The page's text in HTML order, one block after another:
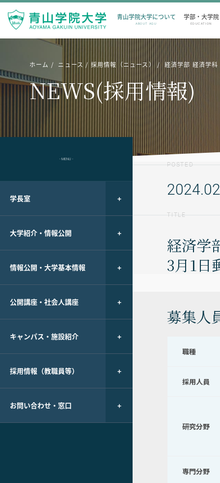
青山学院大学について
ABOUT AGU
学部・大学院
EDUCATION
ホーム ニュース 採用情報（ニュース） 経済学部 経済学
NEWS(採用情報)
- MENU -
学長室
大学紹介・情報公開
情報公開・大学基本情報
公開講座・社会人講座
キャンパス・施設紹介
採用情報（教職員等）
お問い合わせ・窓口
POSTED
TITLE
経済学
3月1日
募集人
職種
採用人員
研究分野
専門分野